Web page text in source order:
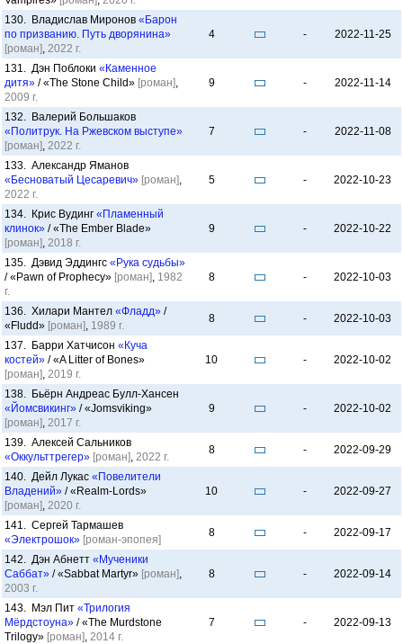
130. Владислав Миронов «Барон
по призванию. Путь дворянина»
[роман], 2022 г.
4 - 2022-11-25
131. Дэн Поблоки «Каменное
дитя» / «The Stone Child» [роман],
2009 г.
9 - 2022-11-14
132. Валерий Большаков
«Политрук. На Ржевском выступе»
[роман], 2022 г.
7 - 2022-11-08
133. Александр Яманов
«Бесноватый Цесаревич» [роман],
2022 г.
5 - 2022-10-23
134. Крис Вудинг «Пламенный
клинок» / «The Ember Blade»
[роман], 2018 г.
9 - 2022-10-22
135. Дэвид Эддингс «Рука судьбы»
/ «Pawn of Prophecy» [роман], 1982
г.
8 - 2022-10-03
136. Хилари Мантел «Фладд» /
«Fludd» [роман], 1989 г.
8 - 2022-10-03
137. Барри Хатчисон «Куча
костей» / «A Litter of Bones»
[роман], 2019 г.
10 - 2022-10-02
138. Бьёрн Андреас Булл-Хансен
«Йомсвикинг» / «Jomsviking»
[роман], 2017 г.
9 - 2022-10-02
139. Алексей Сальников
«Оккульттрегер» [роман], 2022 г.
8 - 2022-09-29
140. Дейл Лукас «Повелители
Владений» / «Realm-Lords»
[роман], 2020 г.
10 - 2022-09-27
141. Сергей Тармашев
«Электрошок» [роман-эпопея]
8 - 2022-09-17
142. Дэн Абнетт «Мученики
Саббат» / «Sabbat Martyr» [роман],
2003 г.
8 - 2022-09-14
143. Мэл Пит «Трилогия
Мёрдстоуна» / «The Murdstone
Trilogy» [роман], 2014 г.
7 - 2022-09-13